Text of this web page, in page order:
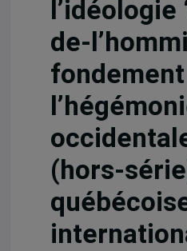
l’idéologie
de-
(hors-